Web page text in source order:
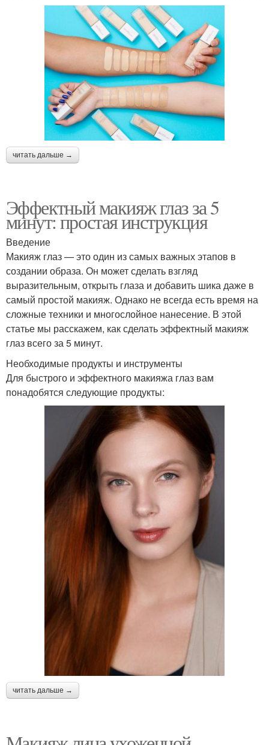
читать дальше →
Эффектный макияж глаз за 5
минут: простая инструкция
Введение
Макияж глаз — это один из самых важных этапов в
создании образа. Он может сделать взгляд
выразительным, открыть глаза и добавить шика даже в
самый простой макияж. Однако не всегда есть время на
сложные техники и многослойное нанесение. В этой
статье мы расскажем, как сделать эффектный макияж
глаз всего за 5 минут.
Необходимые продукты и инструменты
Для быстрого и эффектного макияжа глаз вам
понадобятся следующие продукты:
читать дальше →